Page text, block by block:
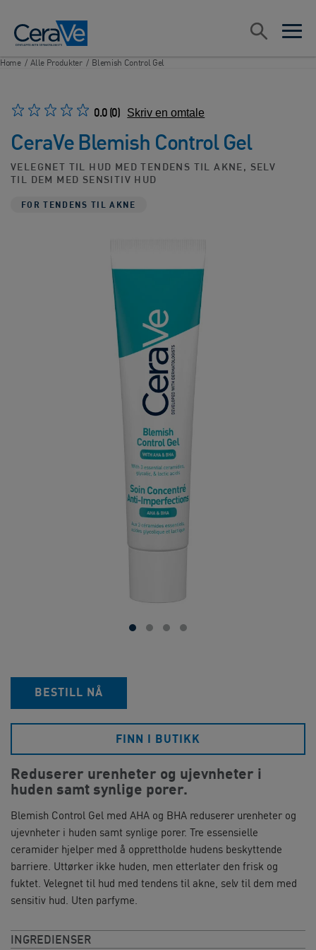
open
open
Søk
Home / Alle Produkter / Blemish Control Gel
0.0 (0) Skriv en omtale
CeraVe Blemish Control Gel
VELEGNET TIL HUD MED TENDENS TIL AKNE, SELV
TIL DEM MED SENSITIV HUD
FOR TENDENS TIL AKNE
Reduserer urenheter og ujevnheter i
huden samt synlige porer.
Blemish Control Gel med AHA og BHA reduserer urenheter og
ujevnheter i huden samt synlige porer. Tre essensielle
ceramider hjelper med å opprettholde hudens beskyttende
barriere. Uttørker ikke huden, men etterlater den frisk og
fuktet. Velegnet til hud med tendens til akne, selv til dem med
sensitiv hud. Uten parfyme.
BESTILL NÅ
FINN I BUTIKK
INGREDIENSER